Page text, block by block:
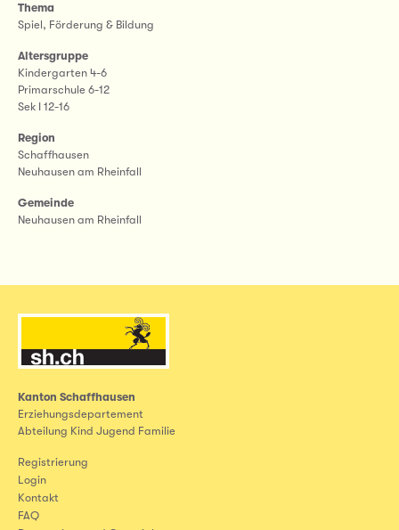
Thema
Spiel, Förderung & Bildung
Altersgruppe
Kindergarten 4-6
Primarschule 6-12
Sek I 12-16
Region
Schaffhausen
Neuhausen am Rheinfall
Gemeinde
Neuhausen am Rheinfall
Kanton Schaffhausen
Erziehungsdepartement
Abteilung Kind Jugend Familie
Registrierung
Login
Kontakt
FAQ